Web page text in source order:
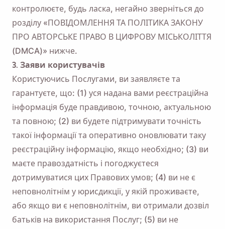
контролюєте, будь ласка, негайно зверніться до
розділу «ПОВІДОМЛЕННЯ ТА ПОЛІТИКА ЗАКОНУ
ПРО АВТОРСЬКЕ ПРАВО В ЦИФРОВУ МІСЬКОЛІТТЯ
(DMCA)» нижче.
3. Заяви користувачів
Користуючись Послугами, ви заявляєте та
гарантуєте, що: (1) уся надана вами реєстраційна
інформація буде правдивою, точною, актуальною
та повною; (2) ви будете підтримувати точність
такої інформації та оперативно оновлювати таку
реєстраційну інформацію, якщо необхідно; (3) ви
маєте правоздатність і погоджуєтеся
дотримуватися цих Правових умов; (4) ви не є
неповнолітнім у юрисдикції, у якій проживаєте,
або якщо ви є неповнолітнім, ви отримали дозвіл
батьків на використання Послуг; (5) ви не